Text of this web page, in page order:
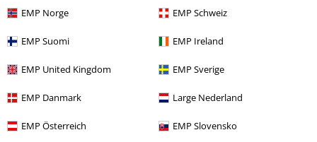
EMP Norge EMP Schweiz
EMP Suomi EMP Ireland
EMP United Kingdom EMP Sverige
EMP Danmark Large Nederland
EMP Österreich EMP Slovensko
Från289:-
More categories. More options.